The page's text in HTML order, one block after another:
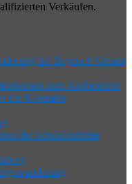
Verkäufen.
bei Bayrisch Gmain
zum Klobenstein
die Käseralm
die Schönfeldhütte